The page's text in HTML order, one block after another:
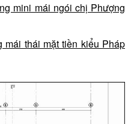
mini mái ngói chị Phượng
mái thái mặt tiền kiểu Pháp